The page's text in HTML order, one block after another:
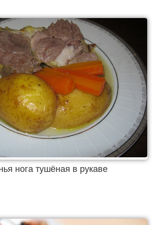
нога тушёная в рукаве